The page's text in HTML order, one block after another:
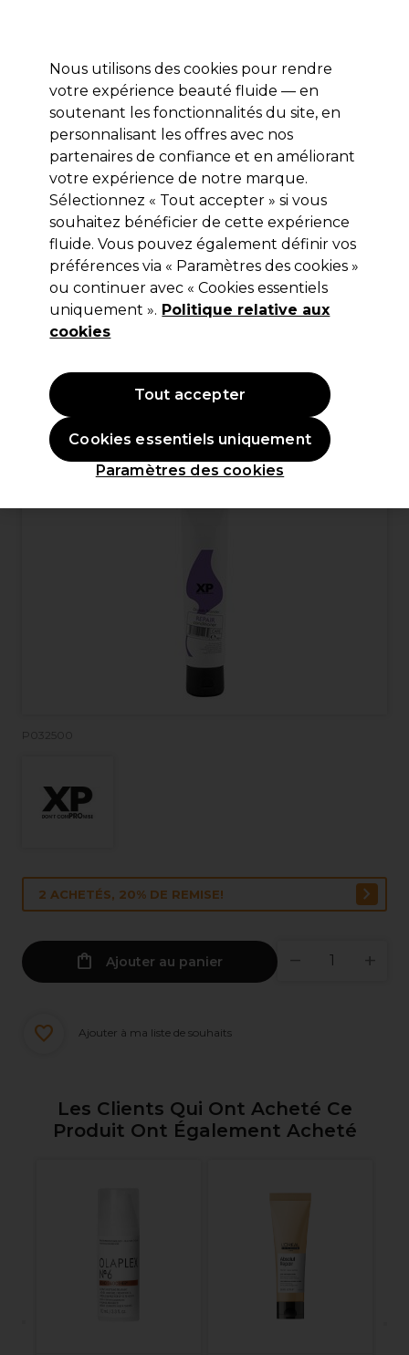
Se connecter
Marques Bons plans Coiffure Electro et Matériel
Livraison et délais
lire la suite
XP100
XP100 Après-Shampooing Reparateur
Danish Wonder 150ml
(0)
12,35 €Hors TVA
P032500
2 ACHETÉS, 20% DE REMISE!
Ajouter au panier
Ajouter à ma liste de souhaits
Les Clients Qui Ont Acheté Ce
Produit Ont Également Acheté
Nous utilisons des cookies pour rendre
votre expérience beauté fluide — en
soutenant les fonctionnalités du site, en
personnalisant les offres avec nos
partenaires de confiance et en améliorant
votre expérience de notre marque.
Sélectionnez « Tout accepter » si vous
souhaitez bénéficier de cette expérience
fluide. Vous pouvez également définir vos
préférences via « Paramètres des cookies »
ou continuer avec « Cookies essentiels
uniquement ». Politique relative aux
cookies
Paramètres des cookies
Cookies essentiels uniquement
Tout accepter